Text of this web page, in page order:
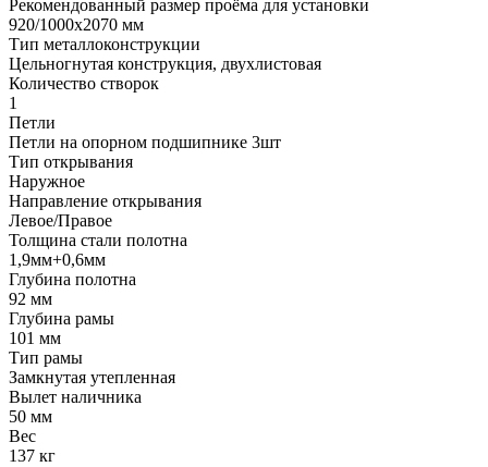
Рекомендованный размер проёма для установки
920/1000х2070 мм
Тип металлоконструкции
Цельногнутая конструкция, двухлистовая
Количество створок
1
Петли
Петли на опорном подшипнике 3шт
Тип открывания
Наружное
Направление открывания
Левое/Правое
Толщина стали полотна
1,9мм+0,6мм
Глубина полотна
92 мм
Глубина рамы
101 мм
Тип рамы
Замкнутая утепленная
Вылет наличника
50 мм
Вес
137 кг